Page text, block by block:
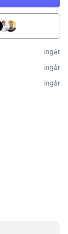
ingår
ingår
ingår